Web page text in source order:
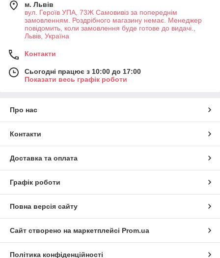
м. Львів
вул. Героїв УПА, 73Ж Самовивіз за попереднім
замовленням. Роздрібного магазину немає. Менеджер
повідомить, коли замовлення буде готове до видачі.,
Львів, Україна
Контакти
Сьогодні працює з 10:00 до 17:00
Показати весь графік роботи
Про нас
Контакти
Доставка та оплата
Графік роботи
Повна версія сайту
Сайт створено на маркетплейсі Prom.ua
Політика конфіденційності